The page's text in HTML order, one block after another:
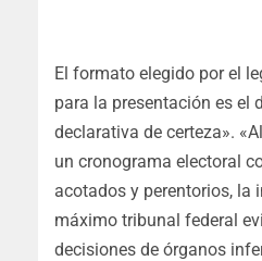
El formato elegido por el
para la presentación es el
declarativa de certeza».
un cronograma electoral
acotados y perentorios, la
máximo tribunal federal
decisiones de órganos